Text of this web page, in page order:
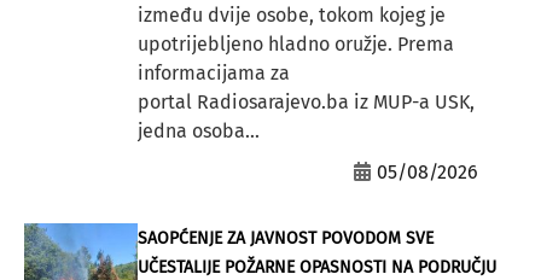
između dvije osobe, tokom kojeg je
upotrijebljeno hladno oružje. Prema
informacijama za
portal Radiosarajevo.ba iz MUP-a USK,
jedna osoba...
05/08/2026
SAOPĆENJE ZA JAVNOST POVODOM SVE
UČESTALIJE POŽARNE OPASNOSTI NA PODRUČJU